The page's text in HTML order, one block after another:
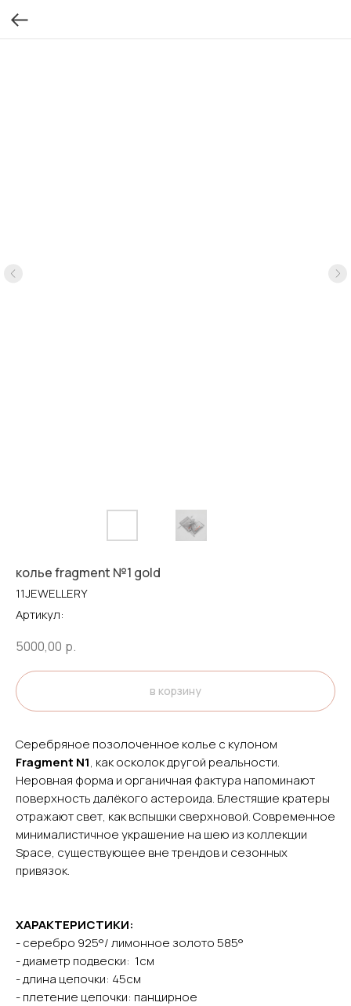
колье fragment №1 gold
11JEWELLERY
Артикул:
5000,00 р.
в корзину
Серебряное позолоченное колье с кулоном
Fragment N1, как осколок другой реальности.
Неровная форма и органичная фактура напоминают
поверхность далёкого астероида. Блестящие кратеры
отражают свет, как вспышки сверхновой. Современное
минималистичное украшение на шею из коллекции
Space, существующее вне трендов и сезонных
привязок.
ХАРАКТЕРИСТИКИ:
- серебро 925°/ лимонное золото 585°
- диаметр подвески: 1см
- длина цепочки: 45см
- плетение цепочки: панцирное